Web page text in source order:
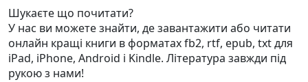
Шукаєте що почитати?
У нас ви можете знайти, де завантажити або читати
онлайн кращі книги в форматах fb2, rtf, epub, txt для
iPad, iPhone, Android і Kindle. Література завжди під
рукою з нами!